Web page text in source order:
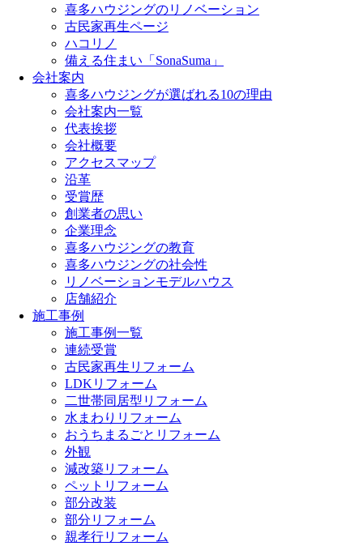
喜多ハウジングのリノベーション
古民家再生ページ
ハコリノ
備える住まい「SonaSuma」
会社案内
喜多ハウジングが選ばれる10の理由
会社案内一覧
代表挨拶
会社概要
アクセスマップ
沿革
受賞歴
創業者の思い
企業理念
喜多ハウジングの教育
喜多ハウジングの社会性
リノベーションモデルハウス
店舗紹介
施工事例
施工事例一覧
連続受賞
古民家再生リフォーム
LDKリフォーム
二世帯同居型リフォーム
水まわりリフォーム
おうちまるごとリフォーム
外観
減改築リフォーム
ペットリフォーム
部分改装
部分リフォーム
親孝行リフォーム